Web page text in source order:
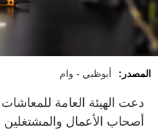
المصدر: أبوظبي - وام
دعت الهيئة العامة للمعاشات
أصحاب الأعمال